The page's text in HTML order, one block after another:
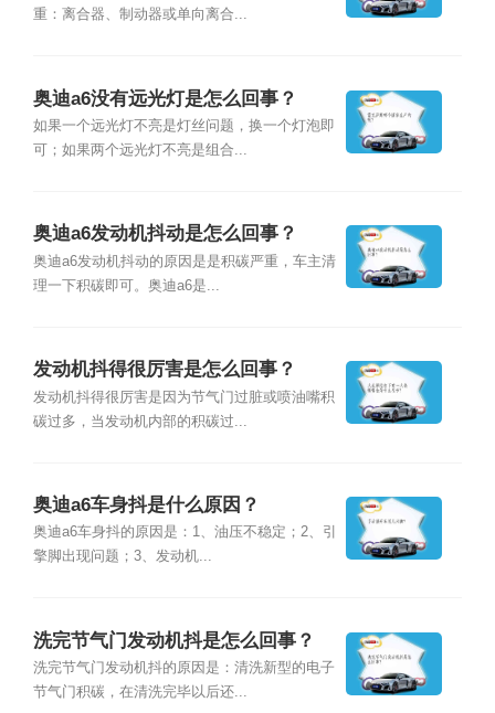
重：离合器、制动器或单向离合...
奥迪a6没有远光灯是怎么回事？
如果一个远光灯不亮是灯丝问题，换一个灯泡即
可；如果两个远光灯不亮是组合...
奥迪a6发动机抖动是怎么回事？
奥迪a6发动机抖动的原因是是积碳严重，车主清
理一下积碳即可。奥迪a6是...
发动机抖得很厉害是怎么回事？
发动机抖得很厉害是因为节气门过脏或喷油嘴积
碳过多，当发动机内部的积碳过...
奥迪a6车身抖是什么原因？
奥迪a6车身抖的原因是：1、油压不稳定；2、引
擎脚出现问题；3、发动机...
洗完节气门发动机抖是怎么回事？
洗完节气门发动机抖的原因是：清洗新型的电子
节气门积碳，在清洗完毕以后还...